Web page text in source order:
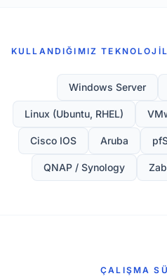
KULLANDIĞIMIZ
Windows Server
Linux (Ubuntu, RHEL)
Cisco IOS Aruba
QNAP / Synology
ÇALIŞMA